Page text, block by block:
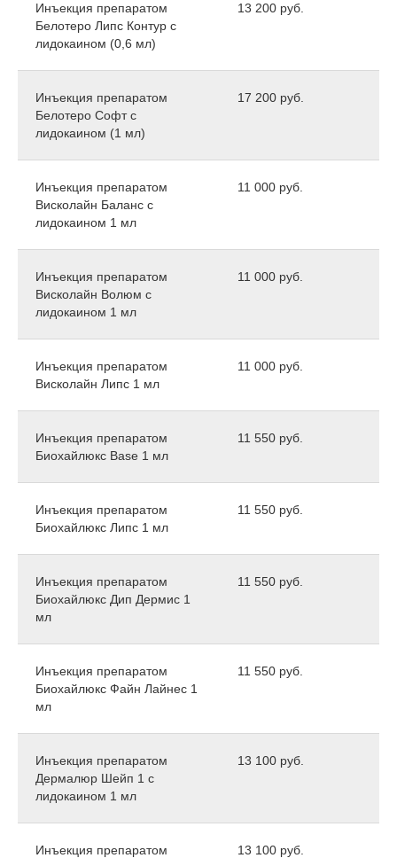
Инъекция препаратом
Белотеро Липс Контур c
лидокаином (0,6 мл)
13 200 руб.
Инъекция препаратом
Белотеро Софт c
лидокаином (1 мл)
17 200 руб.
Инъекция препаратом
Висколайн Баланс с
лидокаином 1 мл
11 000 руб.
Инъекция препаратом
Висколайн Волюм с
лидокаином 1 мл
11 000 руб.
Инъекция препаратом
Висколайн Липс 1 мл
11 000 руб.
Инъекция препаратом
Биохайлюкс Base 1 мл
11 550 руб.
Инъекция препаратом
Биохайлюкс Липс 1 мл
11 550 руб.
Инъекция препаратом
Биохайлюкс Дип Дермис 1
мл
11 550 руб.
Инъекция препаратом
Биохайлюкс Файн Лайнес 1
мл
11 550 руб.
Инъекция препаратом
Дермалюр Шейп 1 с
лидокаином 1 мл
13 100 руб.
Инъекция препаратом
13 100 руб.